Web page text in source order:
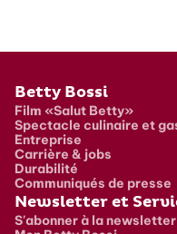
Pied de page
Betty Bossi
Film «Salut Betty»
Spectacle culinaire et
Entreprise
Carrière & jobs
Durabilité
Communiqués de presse
Newsletter et
S'abonner à la newsletter